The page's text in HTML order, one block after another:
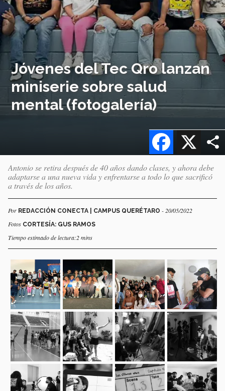
Jóvenes del Tec Qro lanzan
miniserie sobre salud
mental (fotogalería)
X
Facebook
Antonio se retira después de 40 años dando clases, y ahora debe
adaptarse a una nueva vida y enfrentarse a todo lo que sacrificó
a través de los años.
Por REDACCIÓN CONECTA | CAMPUS QUERÉTARO - 20/05/2022
Fotos CORTESÍA: GUS RAMOS
Tiempo estimado de lectura:2 mins